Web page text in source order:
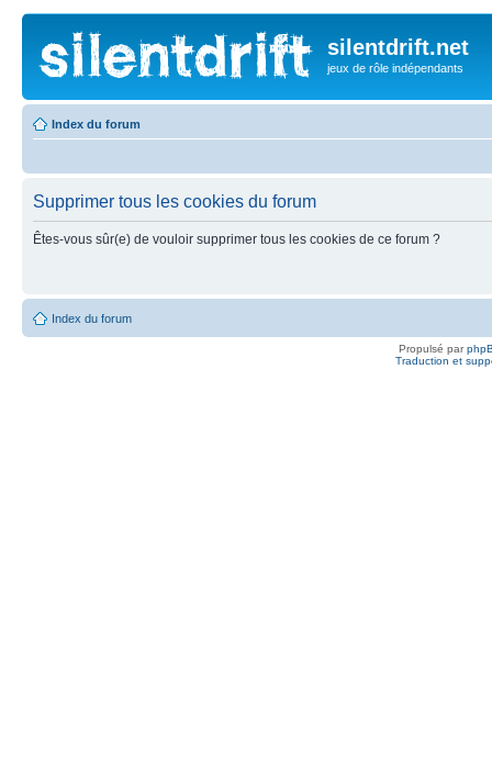
silentdrift.net
jeux de rôle indépendants
Index du forum
Supprimer tous les cookies du forum
Êtes-vous sûr(e) de vouloir supprimer tous les cookies de ce forum ?
Index du forum
Propulsé par
Traduction et